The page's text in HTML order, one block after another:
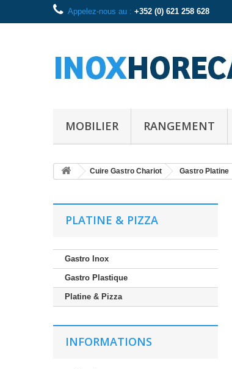
Appelez-nous au : +352 (0) 621 258 628
MOBILIER RANGEMENT
Cuire Gastro Chariot Gastro Platine
PLATINE & PIZZA
Gastro Inox
Gastro Plastique
Platine & Pizza
INFORMATIONS